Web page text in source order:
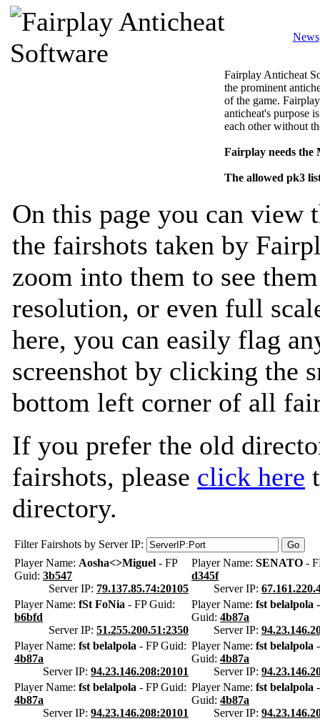
News
Fairplay Anticheat
the prominent
of the game.
anticheat's purpose
each other without
Fairplay needs
The allowed pk3
On this page you can view
the fairshots taken by
zoom into them to see
resolution, or even full
here, you can easily flag
screenshot by clicking the
bottom left corner of all
If you prefer the old
fairshots, please click here
directory.
Filter Fairshots by Server IP:
Player Name: Aosha<>Miguel - FP
Guid: 3b547
Server IP: 79.137.85.74:20105
Player Name: SENATO -
d345f
Server IP:
Player Name: fSt FoNia - FP Guid:
b6bfd
Server IP: 51.255.200.51:2350
Player Name: fst belalpola
Guid: 4b87a
Server IP:
Player Name: fst belalpola - FP Guid:
4b87a
Server IP: 94.23.146.208:20101
Player Name: fst belalpola
Guid: 4b87a
Server IP:
Player Name: fst belalpola - FP Guid:
4b87a
Server IP: 94.23.146.208:20101
Player Name: fst belalpola
Guid: 4b87a
Server IP: